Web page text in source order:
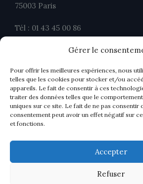
Gérer le
Pour offrir les meilleures expériences, nous
telles que les cookies pour stocker et/ou
appareils. Le fait de consentir à ces
traiter des données telles que le
uniques sur ce site. Le fait de ne pas consentir
consentement peut avoir un effet négatif sur
et fonctions.
Accepter
Refuser
75003 Paris
Tél : 01 43 45 00 86
contact@ahavocats.fr